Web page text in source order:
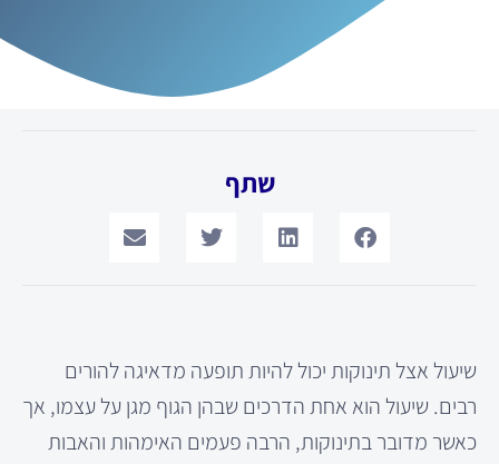
שתף
שיעול אצל תינוקות יכול להיות תופעה מדאיגה להורים
רבים. שיעול הוא אחת הדרכים שבהן הגוף מגן על עצמו, אך
כאשר מדובר בתינוקות, הרבה פעמים האימהות והאבות